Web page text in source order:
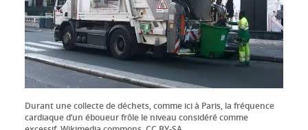
Durant une collecte de déchets, comme ici à Paris, la fréquence
cardiaque d’un éboueur frôle le niveau considéré comme